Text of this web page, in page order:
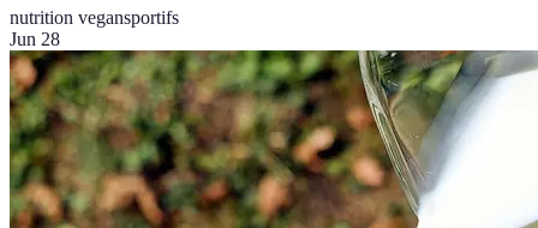
nutrition vegansportifs
Jun 28